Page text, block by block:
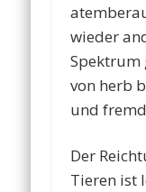
wieder
Spektrum
von herb
und
Der
Tieren ist